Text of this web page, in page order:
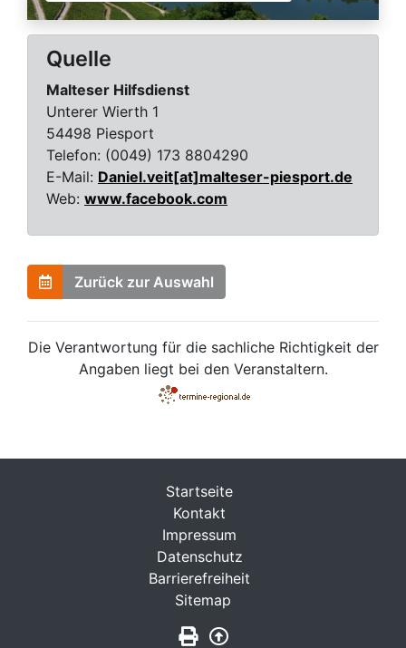
Quelle
Malteser Hilfsdienst
Unterer Wierth 1
54498 Piesport
Telefon: (0049) 173 8804290
E-Mail: Daniel.veit[at]malteser-piesport.de
Web: www.facebook.com
Zurück zur Auswahl
Die Verantwortung für die sachliche Richtigkeit der
Angaben liegt bei den Veranstaltern.
Startseite
Kontakt
Impressum
Datenschutz
Barrierefreiheit
Sitemap
Seite drucken
Zurück nach oben